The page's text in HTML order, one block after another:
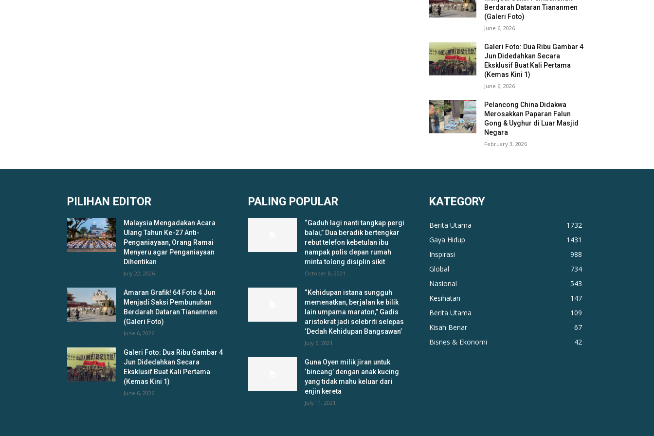
Berdarah Dataran Tiananmen
(Galeri Foto)
June 6, 2026
Galeri Foto: Dua Ribu Gambar 4
Jun Didedahkan Secara
Eksklusif Buat Kali Pertama
(Kemas Kini 1)
June 6, 2026
Pelancong China Didakwa
Merosakkan Paparan Falun
Gong & Uyghur di Luar Masjid
Negara
February 3, 2026
PILIHAN EDITOR
Malaysia Mengadakan Acara
Ulang Tahun Ke-27 Anti-
Penganiayaan, Orang Ramai
Menyeru agar Penganiayaan
Dihentikan
July 22, 2026
Amaran Grafik! 64 Foto 4 Jun
Menjadi Saksi Pembunuhan
Berdarah Dataran Tiananmen
(Galeri Foto)
June 6, 2026
Galeri Foto: Dua Ribu Gambar 4
Jun Didedahkan Secara
Eksklusif Buat Kali Pertama
(Kemas Kini 1)
June 6, 2026
PALING POPULAR
“Gaduh lagi nanti tangkap pergi
balai,” Dua beradik bertengkar
rebut telefon kebetulan ibu
nampak polis depan rumah
minta tolong disiplin sikit
October 8, 2021
“Kehidupan istana sungguh
memenatkan, berjalan ke bilik
lain umpama maraton,” Gadis
aristokrat jadi selebriti selepas
‘Dedah Kehidupan Bangsawan’
July 6, 2021
Guna Oyen milik jiran untuk
‘bincang’ dengan anak kucing
yang tidak mahu keluar dari
enjin kereta
July 11, 2021
KATEGORY
Berita Utama
1732
Gaya Hidup
1431
Inspirasi
988
Global
734
Nasional
543
Kesihatan
147
Berita Utama
109
Kisah Benar
67
Bisnes & Ekonomi
42